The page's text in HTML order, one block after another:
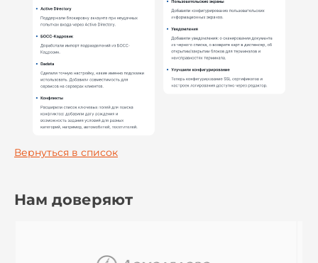
Вернуться в список
Нам доверяют